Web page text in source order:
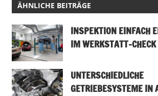
ÄHNLICHE BEITRÄGE
INSPEKTION EINFACH
IM WERKSTATT-
UNTERSCHIEDLICHE
GETRIEBESYSTEME IN